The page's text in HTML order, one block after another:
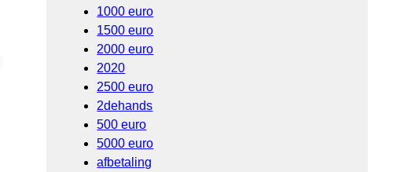
1000 euro
1500 euro
2000 euro
2020
2500 euro
2dehands
500 euro
5000 euro
afbetaling